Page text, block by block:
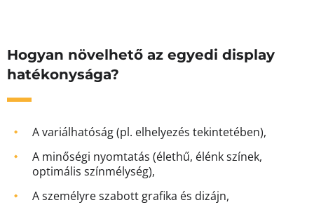
Hogyan növelhető az egyedi display
hatékonysága?
A variálhatóság (pl. elhelyezés tekintetében),
A minőségi nyomtatás (élethű, élénk színek,
optimális színmélység),
A személyre szabott grafika és dizájn,